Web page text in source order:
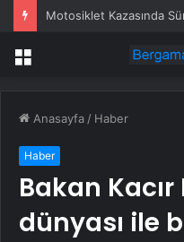
Motosiklet Kazasında
Menü
Anasayfa / Haber
Haber
Bakan Kacır
dünyası ile